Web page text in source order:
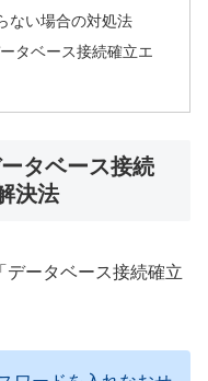
ない場合の対処法
タベース接続確立エ
タベース接続
決法
ータベース接続確立